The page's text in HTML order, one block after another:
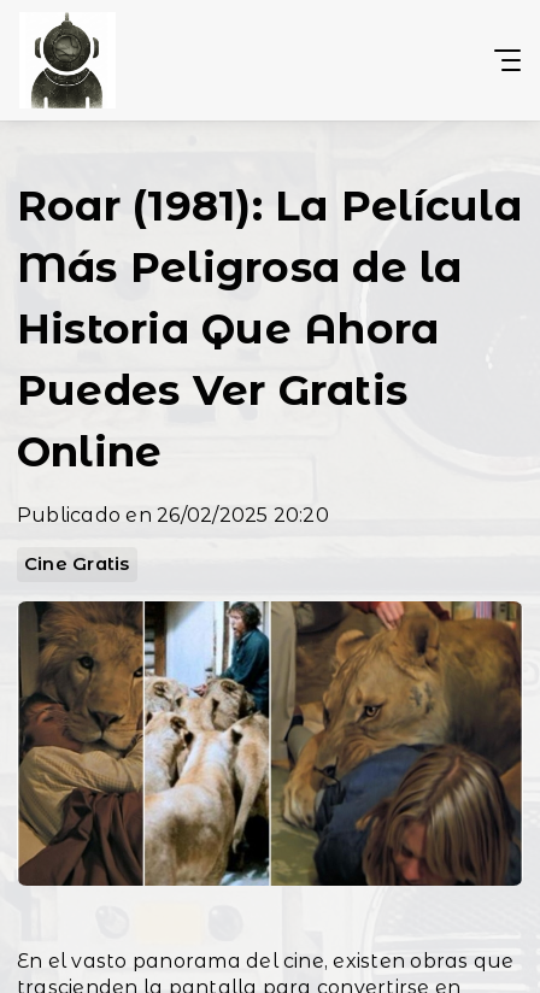
Roar (1981): La Película
Más Peligrosa de la
Historia Que Ahora
Puedes Ver Gratis
Online
Publicado en 26/02/2025 20:20
Cine Gratis
En el vasto panorama del cine, existen obras que
trascienden la pantalla para convertirse en